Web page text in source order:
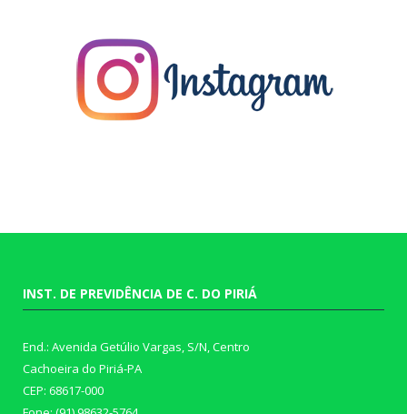
INST. DE PREVIDÊNCIA DE C. DO PIRIÁ
End.: Avenida Getúlio Vargas, S/N, Centro
Cachoeira do Piriá-PA
CEP: 68617-000